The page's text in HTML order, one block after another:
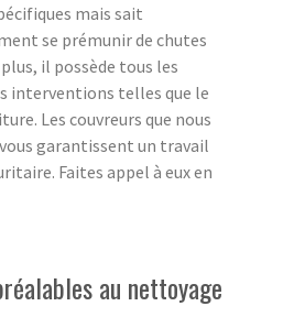
mais sait
se prémunir de chutes
il possède tous les
interventions telles que le
Les couvreurs que nous
garantissent un travail
Faites appel à eux en
au nettoyage